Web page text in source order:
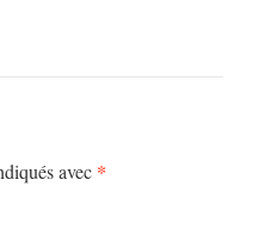
avec *